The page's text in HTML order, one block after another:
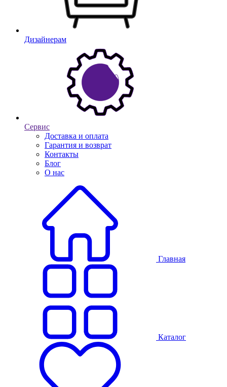
Дизайнерам
Сервис
Доставка и оплата
Гарантия и возврат
Контакты
Блог
О нас
Главная
Каталог